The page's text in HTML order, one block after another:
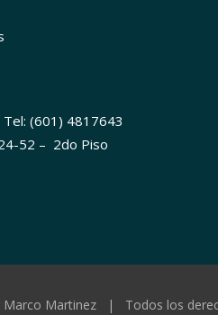
(601) 4817643
52 – 2do Piso
Marco Martinez | Todos los